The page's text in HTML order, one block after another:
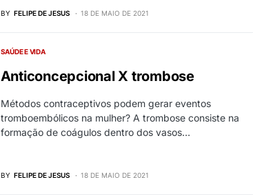
BY FELIPE DE JESUS 18 DE MAIO DE 2021
SAÚDE E VIDA
Anticoncepcional X trombose
Métodos contraceptivos podem gerar eventos
tromboembólicos na mulher? A trombose consiste na
formação de coágulos dentro dos vasos…
BY FELIPE DE JESUS 18 DE MAIO DE 2021